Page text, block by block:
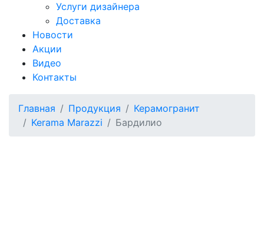
Услуги дизайнера
Доставка
Новости
Акции
Видео
Контакты
Главная Продукция
Керамогранит
Kerama Marazzi
Бардилио